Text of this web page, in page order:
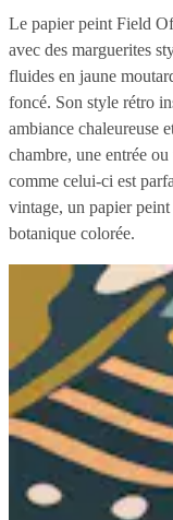
Le papier peint Field
avec des marguerites
fluides en jaune
foncé. Son style rétro
ambiance chaleureuse
chambre, une entrée
comme celui-ci est
vintage, un papier
botanique colorée.